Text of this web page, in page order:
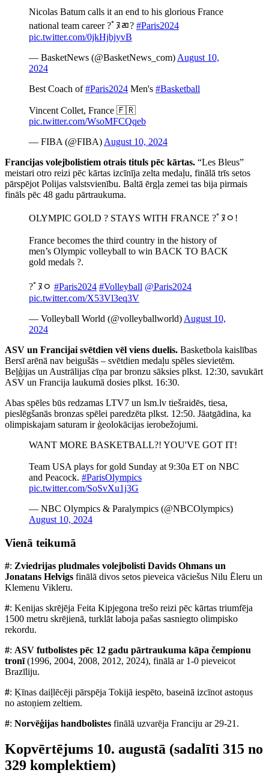
Nicolas Batum calls it an end to his glorious France
national team career ?￰ﾟﾇﾫ? #Paris2024
pic.twitter.com/0jkHjbjyvB
— BasketNews (@BasketNews_com) August 10,
2024
Best Coach of#Paris2024 Men's #Basketball
Vincent Collet, France 🇫🇷
pic.twitter.com/WsoMFCQqeb
— FIBA (@FIBA) August 10, 2024
Francijas volejbolistiem otrais tituls pēc kārtas. “Les Bleus”
meistari otro reizi pēc kārtas izcīnīja zelta medaļu, finālā trīs setos
pārspējot Polijas valstsvienību. Baltā ērgļa zemei tas bija pirmais
fināls pēc 48 gadu pārtraukuma.
OLYMPIC GOLD ? STAYS WITH FRANCE ?￰ﾟﾇﾷ!
France becomes the third country in the history of
men’s Olympic volleyball to win BACK TO BACK
gold medals ?.
?￰ﾟﾇﾷ #Paris2024 #Volleyball @Paris2024
pic.twitter.com/X53Vl3eq3V
— Volleyball World (@volleyballworld) August 10,
2024
ASV un Francijai svētdien vēl viens duelis. Basketbola kaislības
Bersī arēnā nav beigušās – svētdien medaļu spēles sievietēm.
Beļģijas un Austrālijas cīņa par bronzu sāksies plkst. 12:30, savukārt
ASV un Francija laukumā dosies plkst. 16:30.
Abas spēles būs redzamas LTV7 un lsm.lv tiešraidēs, tiesa,
pieslēgšanās bronzas spēlei paredzēta plkst. 12:50. Jāatgādina, ka
olimpiskajam saturam ir ģeolokācijas ierobežojumi.
WANT MORE BASKETBALL?! YOU'VE GOT IT!
Team USA plays for gold Sunday at 9:30a ET on NBC
and Peacock. #ParisOlympics
pic.twitter.com/SoSvXu1j3G
— NBC Olympics & Paralympics (@NBCOlympics)
August 10, 2024
Vienā teikumā
#: Zviedrijas pludmales volejbolisti Davids Ohmans un
Jonatans Helvigs finālā divos setos pieveica vāciešus Nilu Ēleru un
Klemenu Vikleru.
#: Kenijas skrējēja Feita Kipjegona trešo reizi pēc kārtas triumfēja
1500 metru skrējienā, turklāt laboja pašas sasniegto olimpisko
rekordu.
#: ASV futbolistes pēc 12 gadu pārtraukuma kāpa čempionu
tronī(1996, 2004, 2008, 2012, 2024), finālā ar 1-0 pieveicot
Brazīliju.
#: Ķīnas daiļlēcēji pārspēja Tokijā iespēto, baseinā izcīnot astoņus
no astoņiem zeltiem.
#: Norvēģijas handbolistes finālā uzvarēja Franciju ar 29-21.
Kopvērtējums 10. augustā (sadalīti 315 no
329 komplektiem)